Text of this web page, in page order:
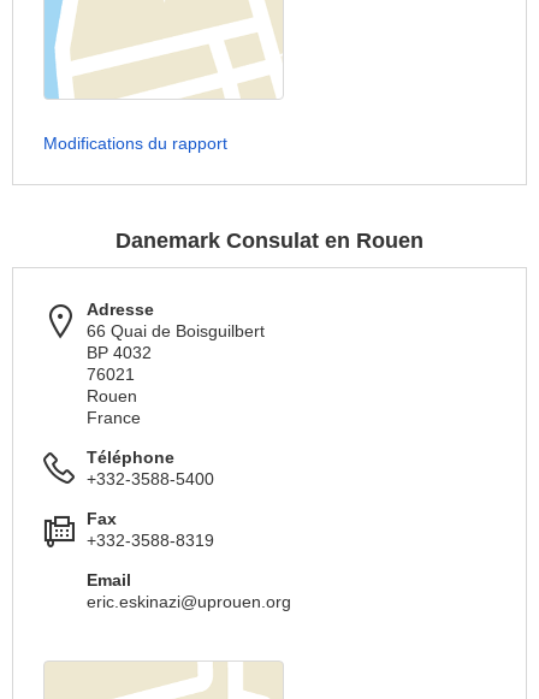
Modifications du rapport
Danemark Consulat en Rouen
Adresse
66 Quai de Boisguilbert
BP 4032
76021
Rouen
France
Téléphone
+332-3588-5400
Fax
+332-3588-8319
Email
eric.eskinazi@uprouen.org